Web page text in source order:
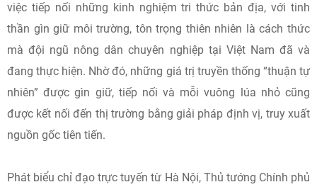
việc tiếp nối những kinh nghiệm tri thức bản địa, với tinh
thần gìn giữ môi trường, tôn trọng thiên nhiên là cách thức
mà đội ngũ nông dân chuyên nghiệp tại Việt Nam đã và
đang thực hiện. Nhờ đó, những giá trị truyền thống “thuận tự
nhiên” được gìn giữ, tiếp nối và mỗi vuông lúa nhỏ cũng
được kết nối đến thị trường bằng giải pháp định vị, truy xuất
nguồn gốc tiên tiến.
Phát biểu chỉ đạo trực tuyến từ Hà Nội, Thủ tướng Chính phủ